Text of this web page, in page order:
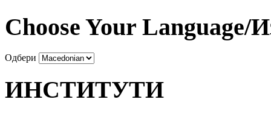
Choose Your Language/
Одбери
ИНСТИТУТИ